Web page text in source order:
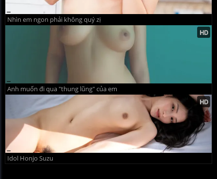
Nhìn em ngon phải không quý zị
Anh muốn đi qua "thung lũng" của em
Idol Honjo Suzu